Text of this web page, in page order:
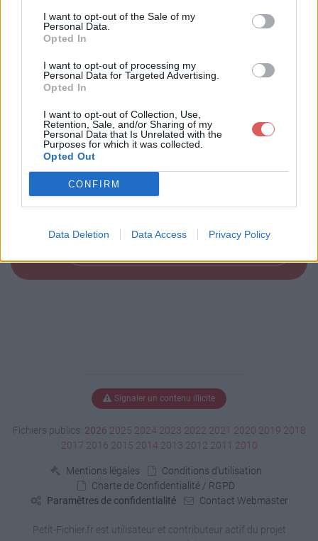
I want to opt-out of the Sale of my
Personal Data.
Opted In
I want to opt-out of processing my
Personal Data for Targeted Advertising.
Opted In
I want to opt-out of Collection, Use,
Retention, Sale, and/or Sharing of my
Personal Data that Is Unrelated with the
Purposes for which it was collected.
Opted Out
CONFIRM
Data Deletion Data Access Privacy Policy
Télécharger le fichier peiroou 2.j
Télécharger peiroou 2.jpg
Signaler un contenu illicite
Fichiers publics: 2026 2025 2024 2023 2022 2021 2020 2019 2018
2017 2016 2015 2014 2013 2012 2011 2010
Mentions légales
Conditions d'utilisation
Charte de Confidentialité / RGPD
Paramètres de confidentialité
Contact Webmaster
Petit-Fichier.fr est utilisateur et contributeur actif du projet